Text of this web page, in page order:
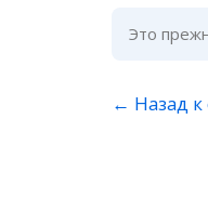
Это
← Назад к